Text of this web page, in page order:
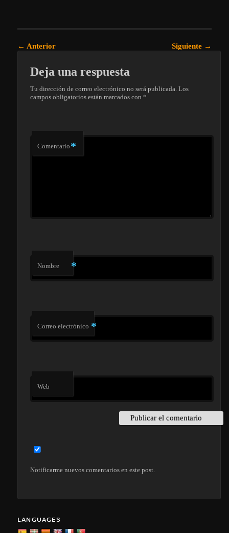
Navegación de entradas
← Anterior Siguiente →
Deja una respuesta
Tu dirección de correo electrónico no será publicada. Los
campos obligatorios están marcados con*
Comentario *
Nombre *
Correo electrónico *
Web
Notificarme nuevos comentarios en este post.
LANGUAGES